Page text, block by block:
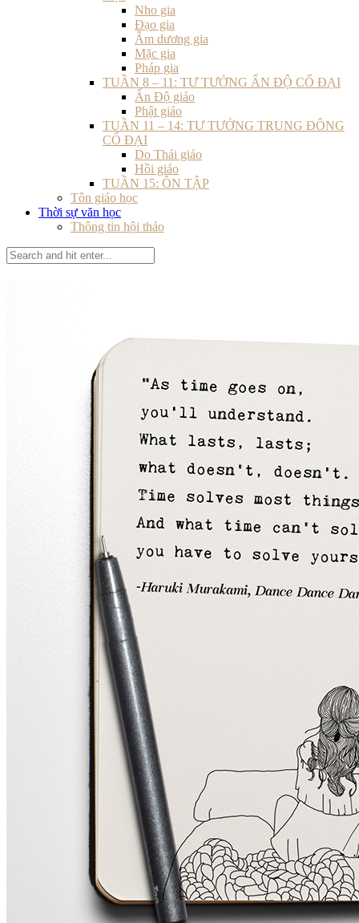
Nho gia
Đạo gia
Âm dương gia
Mặc gia
Pháp gia
TUẦN 8 – 11: TƯ TƯỞNG ẤN ĐỘ CỔ ĐẠI
Ấn Độ giáo
Phật giáo
TUẦN 11 – 14: TƯ TƯỞNG TRUNG ĐÔNG
CỔ ĐẠI
Do Thái giáo
Hồi giáo
TUẦN 15: ÔN TẬP
Tôn giáo học
Thời sự văn học
Thông tin hội thảo